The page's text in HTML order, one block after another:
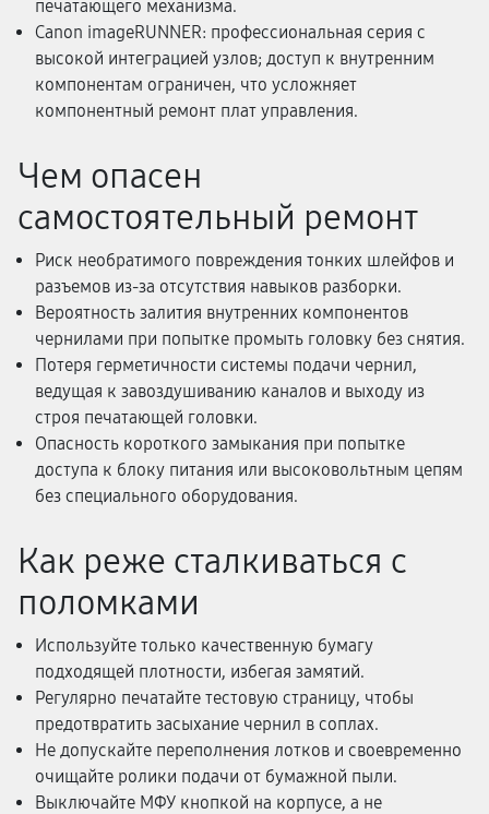
печатающего механизма.
Canon imageRUNNER: профессиональная серия с
высокой интеграцией узлов; доступ к внутренним
компонентам ограничен, что усложняет
компонентный ремонт плат управления.
Чем опасен
самостоятельный ремонт
Риск необратимого повреждения тонких шлейфов и
разъемов из-за отсутствия навыков разборки.
Вероятность залития внутренних компонентов
чернилами при попытке промыть головку без снятия.
Потеря герметичности системы подачи чернил,
ведущая к завоздушиванию каналов и выходу из
строя печатающей головки.
Опасность короткого замыкания при попытке
доступа к блоку питания или высоковольтным цепям
без специального оборудования.
Как реже сталкиваться с
поломками
Используйте только качественную бумагу
подходящей плотности, избегая замятий.
Регулярно печатайте тестовую страницу, чтобы
предотвратить засыхание чернил в соплах.
Не допускайте переполнения лотков и своевременно
очищайте ролики подачи от бумажной пыли.
Выключайте МФУ кнопкой на корпусе, а не